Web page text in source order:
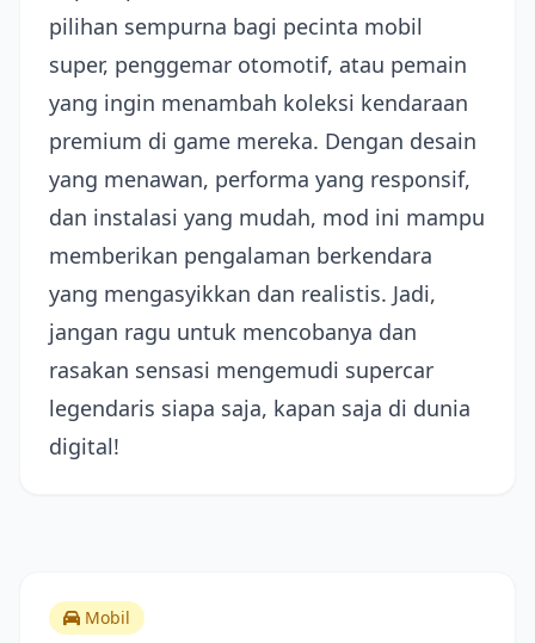
pilihan sempurna bagi pecinta mobil
super, penggemar otomotif, atau pemain
yang ingin menambah koleksi kendaraan
premium di game mereka. Dengan desain
yang menawan, performa yang responsif,
dan instalasi yang mudah, mod ini mampu
memberikan pengalaman berkendara
yang mengasyikkan dan realistis. Jadi,
jangan ragu untuk mencobanya dan
rasakan sensasi mengemudi supercar
legendaris siapa saja, kapan saja di dunia
digital!
Mobil